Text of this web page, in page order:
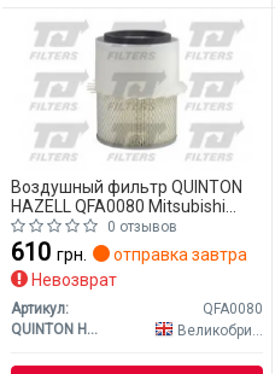
Воздушный фильтр QUINTON
HAZELL QFA0080 Mitsubishi
L400
0 отзывов
610 грн.
отправка завтра
Невозврат
Артикул:
QFA0080
QUINTON HAZELL
Великобритания